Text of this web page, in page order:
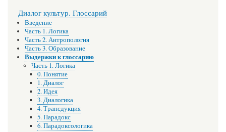
глоссарию
Диалог культур. Глоссарий
Введение
Часть 1. Логика
Часть 2. Антропология
Часть 3. Образование
Выдержки к глоссарию
Часть 1. Логика
0. Понятие
1. Диалог
2. Идея
3. Диалогика
4. Трансдукция
5. Парадокс
6. Парадоксологика